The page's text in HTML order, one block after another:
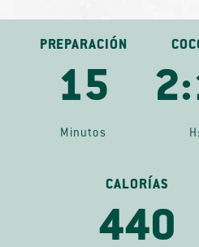
PREPARACIÓN
15
Minutos
CALORÍAS
440